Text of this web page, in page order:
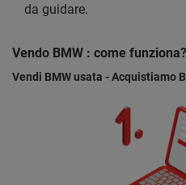
da guidare.
Vendo BMW : come funziona?
Vendi BMW usata - Acquistiamo